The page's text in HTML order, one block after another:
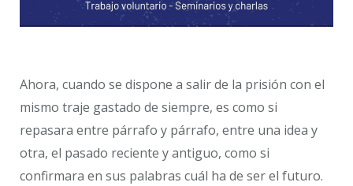
Ahora, cuando se dispone a salir de la prisión con el
mismo traje gastado de siempre, es como si
repasara entre párrafo y párrafo, entre una idea y
otra, el pasado reciente y antiguo, como si
confirmara en sus palabras cuál ha de ser el futuro.